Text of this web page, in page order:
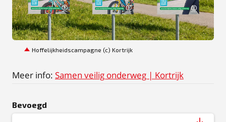
JPG
Hoffelijkheidscampagne (c) Kortrijk
Meer info: Samen veilig onderweg | Kortrijk
Bevoegd